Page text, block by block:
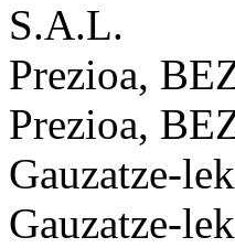
S.A.L.
Prezioa,
Prezioa,
Gauzatze-
Gauzatze-